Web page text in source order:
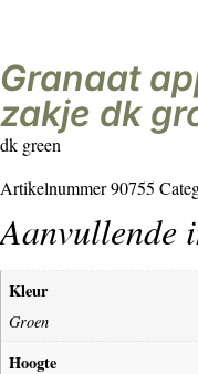
granaat appel (9pcs) in
zakje dk
dk green
Artikelnummer90755
Aanvullende
Kleur
Groen
Hoogte